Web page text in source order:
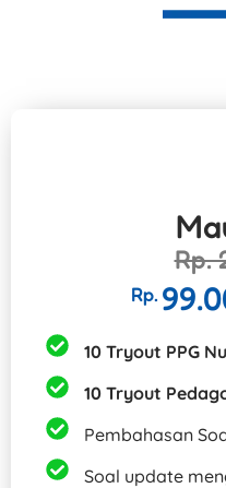
Rp.
Rp.
10 Tryout PPG
10 Tryout
Pembahasan
Soal update​